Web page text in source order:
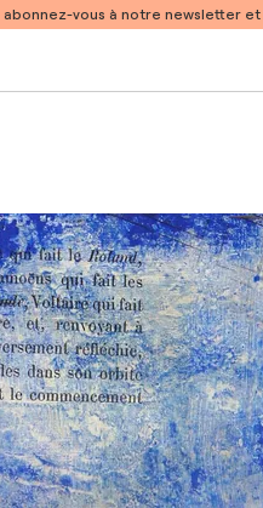
abonnez-vous à notre newsletter